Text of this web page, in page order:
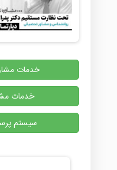
خدمات
خدمات
سیستم